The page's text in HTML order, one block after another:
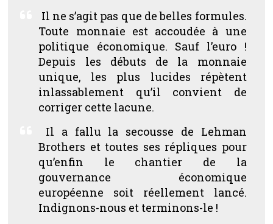
Il ne s’agit pas que de belles formules.
Toute monnaie est accoudée à une
politique économique. Sauf l’euro !
Depuis les débuts de la monnaie
unique, les plus lucides répètent
inlassablement qu’il convient de
corriger cette lacune.
Il a fallu la secousse de Lehman
Brothers et toutes ses répliques pour
qu’enfin le chantier de la
gouvernance économique
européenne soit réellement lancé.
Indignons-nous et terminons-le !